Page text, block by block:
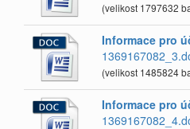
(velikost 1797632
Informace pro
(velikost 1485824
Informace pro